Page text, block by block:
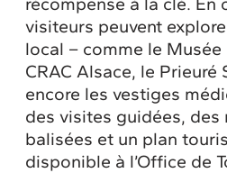
visiteurs peuvent
local – comme le Musée
CRAC Alsace, le Prieuré
encore les vestiges
des visites guidées, des
balisées et un plan
disponible à l’Office de